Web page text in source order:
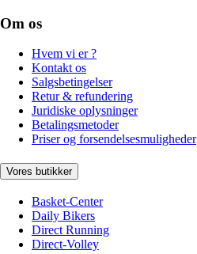
Om os
Hvem vi er ?
Kontakt os
Salgsbetingelser
Retur & refundering
Juridiske oplysninger
Betalingsmetoder
Priser og forsendelsesmuligheder
Vores butikker
Basket-Center
Daily Bikers
Direct Running
Direct-Volley